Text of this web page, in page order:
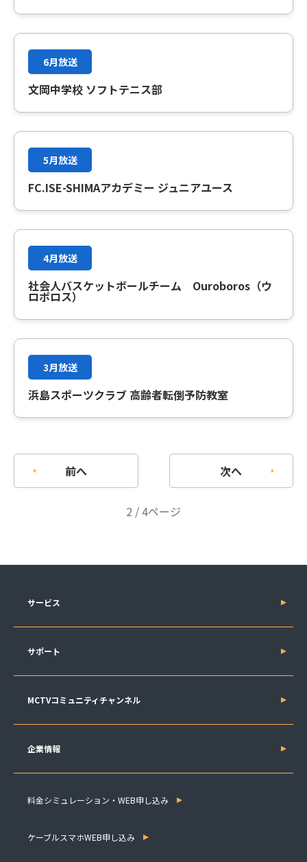
6月放送
文岡中学校 ソフトテニス部
5月放送
FC.ISE-SHIMAアカデミー ジュニアユース
4月放送
社会人バスケットボールチーム Ouroboros（ウ
ロボロス）
3月放送
浜島スポーツクラブ 高齢者転倒予防教室
前へ
2 / 4ページ
次へ
サービス
サポート
MCTVコミュニティチャンネル
企業情報
料金シミュレーション・WEB申し込み
ケーブルスマホWEB申し込み